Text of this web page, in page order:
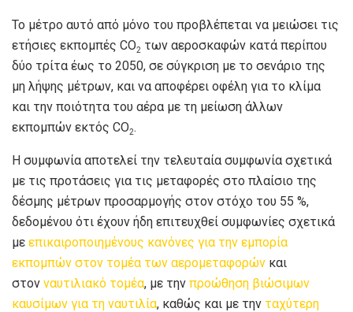
Το μέτρο αυτό από μόνο του προβλέπεται να μειώσει τις
ετήσιες εκπομπές CO2 των αεροσκαφών κατά περίπου
δύο τρίτα έως το 2050, σε σύγκριση με το σενάριο της
μη λήψης μέτρων, και να αποφέρει οφέλη για το κλίμα
και την ποιότητα του αέρα με τη μείωση άλλων
εκπομπών εκτός CO2.
Η συμφωνία αποτελεί την τελευταία συμφωνία σχετικά
με τις προτάσεις για τις μεταφορές στο πλαίσιο της
δέσμης μέτρων προσαρμογής στον στόχο του 55 %,
δεδομένου ότι έχουν ήδη επιτευχθεί συμφωνίες σχετικά
με επικαιροποιημένους κανόνες για την εμπορία
εκπομπών στον τομέα των αερομεταφορών και
στον ναυτιλιακό τομέα, με την προώθηση βιώσιμων
καυσίμων για τη ναυτιλία, καθώς και με την ταχύτερη